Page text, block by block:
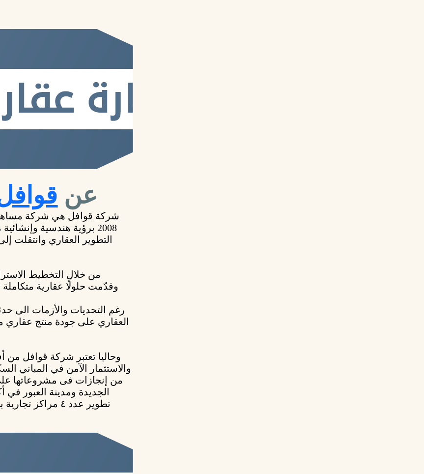
عن
شركة قوافل هي شركة
2008 برؤية هندسية
من خلال التخطيط
وقدّمت حلولًا عقارية
رغم التحديات والأزمات الى
العقاري على جودة منتج عقاري
وحاليا تعتبر شركة قوافل من
والاستثمار الآمن في المباني
من إنجازات فى مشروعاتها
تطوير عدد ٤